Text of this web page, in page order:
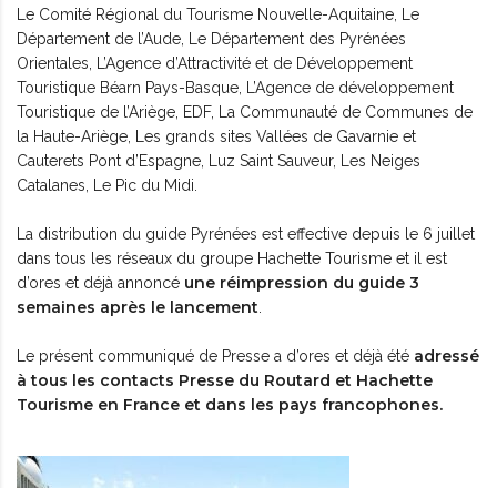
Le Comité Régional du Tourisme Nouvelle-Aquitaine, Le
Département de l’Aude, Le Département des Pyrénées
Orientales, L’Agence d’Attractivité et de Développement
Touristique Béarn Pays-Basque, L’Agence de développement
Touristique de l’Ariège, EDF, La Communauté de Communes de
la Haute-Ariège, Les grands sites Vallées de Gavarnie et
Cauterets Pont d’Espagne, Luz Saint Sauveur, Les Neiges
Catalanes, Le Pic du Midi.
La distribution du guide Pyrénées est effective depuis le 6 juillet
dans tous les réseaux du groupe Hachette Tourisme et il est
d’ores et déjà annoncé une réimpression du guide 3
semaines après le lancement
Le présent communiqué de Presse a d’ores et déjà été adressé
à tous les contacts Presse du Routard et Hachette
Tourisme en France et dans les pays francophones.